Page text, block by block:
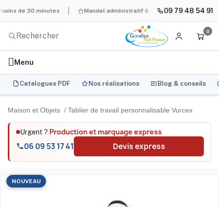
30 minutes Mandat administratif & Chorus Pro BAT
09 79 48 54 91
0
Menu
Catalogues PDF Nos réalisations Blog & conseils
Maison et Objets Tablier de travail personnalisable Vurcex
Urgent ? Production et marquage express
06 09 53 17 41 Devis express
NOUVEAU